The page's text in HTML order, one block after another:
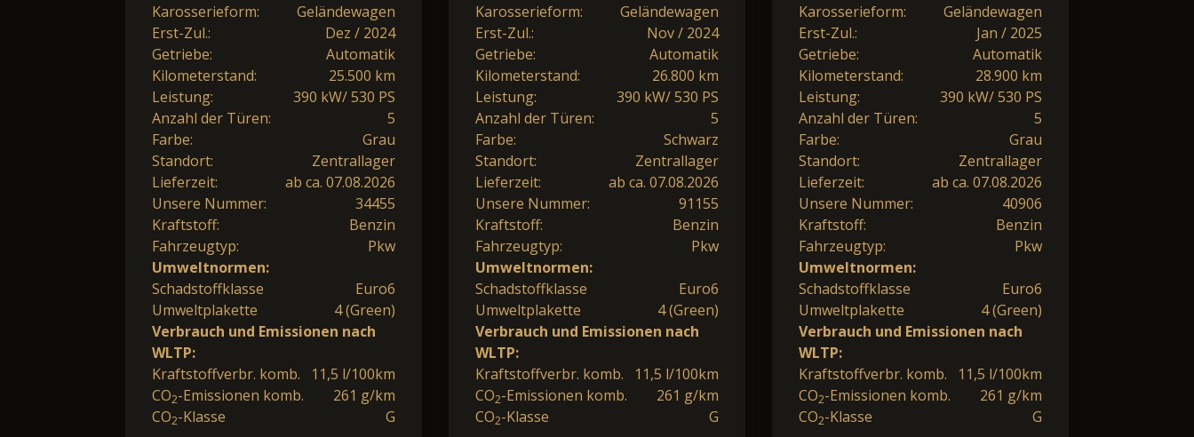
Karosserieform:
Geländewagen
Erst-Zul.:
Dez / 2024
Getriebe:
Automatik
Kilometerstand:
25.500 km
Leistung:
390 kW/ 530 PS
Anzahl der Türen:
5
Farbe:
Grau
Standort:
Zentrallager
Lieferzeit:
ab ca. 07.08.2026
Unsere Nummer:
34455
Kraftstoff:
Benzin
Fahrzeugtyp:
Pkw
Umweltnormen:
Schadstoffklasse
Euro6
Umweltplakette
4 (Green)
Verbrauch und Emissionen nach
WLTP:
Kraftstoffverbr. komb.
11,5 l/100km
CO2-Emissionen komb.
261 g/km
CO2-Klasse G
Karosserieform:
Geländewagen
Erst-Zul.:
Nov / 2024
Getriebe:
Automatik
Kilometerstand:
26.800 km
Leistung:
390 kW/ 530 PS
Anzahl der Türen:
5
Farbe:
Schwarz
Standort:
Zentrallager
Lieferzeit:
ab ca. 07.08.2026
Unsere Nummer:
91155
Kraftstoff:
Benzin
Fahrzeugtyp:
Pkw
Umweltnormen:
Schadstoffklasse
Euro6
Umweltplakette
4 (Green)
Verbrauch und Emissionen nach
WLTP:
Kraftstoffverbr. komb.
11,5 l/100km
CO2-Emissionen komb.
261 g/km
CO2-Klasse G
Karosserieform:
Geländewagen
Erst-Zul.:
Jan / 2025
Getriebe:
Automatik
Kilometerstand:
28.900 km
Leistung:
390 kW/ 530 PS
Anzahl der Türen:
5
Farbe:
Grau
Standort:
Zentrallager
Lieferzeit:
ab ca. 07.08.2026
Unsere Nummer:
40906
Kraftstoff:
Benzin
Fahrzeugtyp:
Pkw
Umweltnormen:
Schadstoffklasse
Euro6
Umweltplakette
4 (Green)
Verbrauch und Emissionen nach
WLTP:
Kraftstoffverbr. komb.
11,5 l/100km
CO2-Emissionen komb.
261 g/km
CO2-Klasse G